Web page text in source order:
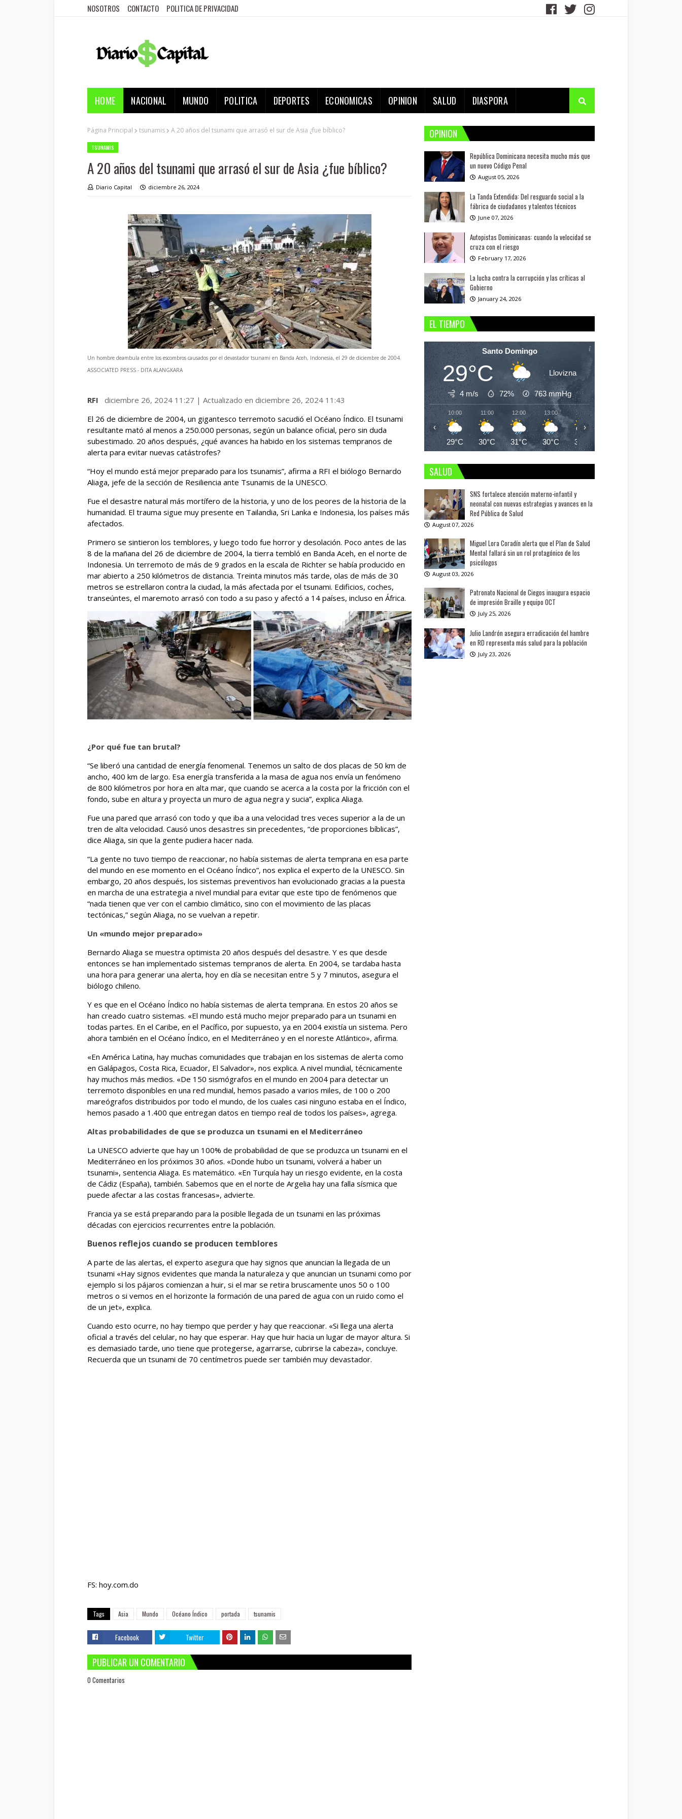
NOSOTROS CONTACTO POLITICA DE PRIVACIDAD
HOME NACIONAL MUNDO POLITICA DEPORTES ECONOMICAS OPINION SALUD DIASPORA
Página Principal tsunamis A 20 años del tsunami que arrasó el sur de Asia ¿fue bíblico?
TSUNAMIS
A 20 años del tsunami que arrasó el sur de Asia ¿fue bíblico?
Diario Capital diciembre 26, 2024
Un hombre deambula entre los escombros causados por el devastador tsunami en Banda Aceh, Indonesia, el 29 de diciembre de 2004.
ASSOCIATED PRESS - DITA ALANGKARA
RFI
diciembre 26, 2024 11:27 | Actualizado en diciembre 26, 2024 11:43
El 26 de diciembre de 2004, un gigantesco terremoto sacudió el Océano Índico. El tsunami
resultante mató al menos a 250.000 personas, según un balance oficial, pero sin duda
subestimado. 20 años después, ¿qué avances ha habido en los sistemas tempranos de
alerta para evitar nuevas catástrofes?
“Hoy el mundo está mejor preparado para los tsunamis”, afirma a RFI el biólogo Bernardo
Aliaga, jefe de la sección de Resiliencia ante Tsunamis de la UNESCO.
Fue el desastre natural más mortífero de la historia, y uno de los peores de la historia de la
humanidad. El trauma sigue muy presente en Tailandia, Sri Lanka e Indonesia, los países más
afectados.
Primero se sintieron los temblores, y luego todo fue horror y desolación. Poco antes de las
8 de la mañana del 26 de diciembre de 2004, la tierra tembló en Banda Aceh, en el norte de
Indonesia. Un terremoto de más de 9 grados en la escala de Richter se había producido en
mar abierto a 250 kilómetros de distancia. Treinta minutos más tarde, olas de más de 30
metros se estrellaron contra la ciudad, la más afectada por el tsunami. Edificios, coches,
transeúntes, el maremoto arrasó con todo a su paso y afectó a 14 países, incluso en África.
¿Por qué fue tan brutal?
“Se liberó una cantidad de energía fenomenal. Tenemos un salto de dos placas de 50 km de
ancho, 400 km de largo. Esa energía transferida a la masa de agua nos envía un fenómeno
de 800 kilómetros por hora en alta mar, que cuando se acerca a la costa por la fricción con el
fondo, sube en altura y proyecta un muro de agua negra y sucia”, explica Aliaga.
Fue una pared que arrasó con todo y que iba a una velocidad tres veces superior a la de un
tren de alta velocidad. Causó unos desastres sin precedentes, “de proporciones bíblicas”,
dice Aliaga, sin que la gente pudiera hacer nada.
“La gente no tuvo tiempo de reaccionar, no había sistemas de alerta temprana en esa parte
del mundo en ese momento en el Océano Índico”, nos explica el experto de la UNESCO. Sin
embargo, 20 años después, los sistemas preventivos han evolucionado gracias a la puesta
en marcha de una estrategia a nivel mundial para evitar que este tipo de fenómenos que
“nada tienen que ver con el cambio climático, sino con el movimiento de las placas
tectónicas,” según Aliaga, no se vuelvan a repetir.
Un «mundo mejor preparado»
Bernardo Aliaga se muestra optimista 20 años después del desastre. Y es que desde
entonces se han implementado sistemas tempranos de alerta. En 2004, se tardaba hasta
una hora para generar una alerta, hoy en día se necesitan entre 5 y 7 minutos, asegura el
biólogo chileno.
Y es que en el Océano Índico no había sistemas de alerta temprana. En estos 20 años se
han creado cuatro sistemas. «El mundo está mucho mejor preparado para un tsunami en
todas partes. En el Caribe, en el Pacífico, por supuesto, ya en 2004 existía un sistema. Pero
ahora también en el Océano Índico, en el Mediterráneo y en el noreste Atlántico», afirma.
«En América Latina, hay muchas comunidades que trabajan en los sistemas de alerta como
en Galápagos, Costa Rica, Ecuador, El Salvador», nos explica. A nivel mundial, técnicamente
hay muchos más medios. «De 150 sismógrafos en el mundo en 2004 para detectar un
terremoto disponibles en una red mundial, hemos pasado a varios miles, de 100 o 200
mareógrafos distribuidos por todo el mundo, de los cuales casi ninguno estaba en el Índico,
hemos pasado a 1.400 que entregan datos en tiempo real de todos los países», agrega.
Altas probabilidades de que se produzca un tsunami en el Mediterráneo
La UNESCO advierte que hay un 100% de probabilidad de que se produzca un tsunami en el
Mediterráneo en los próximos 30 años. «Donde hubo un tsunami, volverá a haber un
tsunami», sentencia Aliaga. Es matemático. «En Turquía hay un riesgo evidente, en la costa
de Cádiz (España), también. Sabemos que en el norte de Argelia hay una falla sísmica que
puede afectar a las costas francesas», advierte.
Francia ya se está preparando para la posible llegada de un tsunami en las próximas
décadas con ejercicios recurrentes entre la población.
Buenos reflejos cuando se producen temblores
A parte de las alertas, el experto asegura que hay signos que anuncian la llegada de un
tsunami «Hay signos evidentes que manda la naturaleza y que anuncian un tsunami como por
ejemplo si los pájaros comienzan a huir, si el mar se retira bruscamente unos 50 o 100
metros o si vemos en el horizonte la formación de una pared de agua con un ruido como el
de un jet», explica.
Cuando esto ocurre, no hay tiempo que perder y hay que reaccionar. «Si llega una alerta
oficial a través del celular, no hay que esperar. Hay que huir hacia un lugar de mayor altura. Si
es demasiado tarde, uno tiene que protegerse, agarrarse, cubrirse la cabeza», concluye.
Recuerda que un tsunami de 70 centímetros puede ser también muy devastador.
FS: hoy.com.do
Tags Asia Mundo Océano Índico portada tsunamis
Facebook Twitter
PUBLICAR UN COMENTARIO
0 Comentarios
OPINION
República Dominicana necesita mucho más que
un nuevo Código Penal
August 05, 2026
La Tanda Extendida: Del resguardo social a la
fábrica de ciudadanos y talentos técnicos
June 07, 2026
Autopistas Dominicanas: cuando la velocidad se
cruza con el riesgo
February 17, 2026
La lucha contra la corrupción y las críticas al
Gobierno
January 24, 2026
EL TIEMPO
Santo Domingo
29°C Llovizna
4 m/s 72% 763mmHg
10:00
29°C
11:00
30°C
12:00
31°C
13:00
30°C
14:00
30°C
‹ ›
SALUD
SNS fortalece atención materno-infantil y
neonatal con nuevas estrategias y avances en la
Red Pública de Salud
August 07, 2026
Miguel Lora Coradín alerta que el Plan de Salud
Mental fallará sin un rol protagónico de los
psicólogos
August 03, 2026
Patronato Nacional de Ciegos inaugura espacio
de impresión Braille y equipo OCT
July 25, 2026
Julio Landrón asegura erradicación del hambre
en RD representa más salud para la población
July 23, 2026